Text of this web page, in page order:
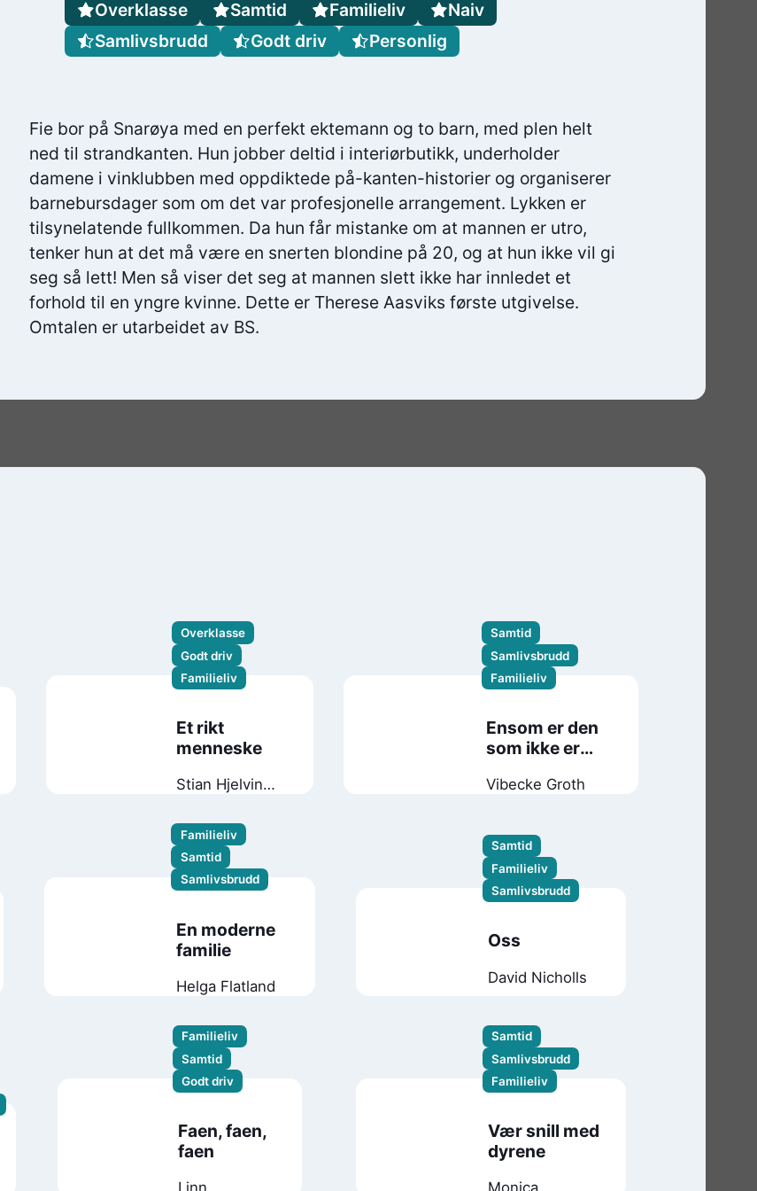
Fie bor på Snarøya med en perfekt ektemann og to barn, med plen helt
ned til strandkanten. Hun jobber deltid i interiørbutikk, underholder
damene i vinklubben med oppdiktede på-kanten-historier og organiserer
barnebursdager som om det var profesjonelle arrangement. Lykken er
tilsynelatende fullkommen. Da hun får mistanke om at mannen er utro,
tenker hun at det må være en snerten blondine på 20, og at hun ikke vil gi
seg så lett! Men så viser det seg at mannen slett ikke har innledet et
forhold til en yngre kvinne. Dette er Therese Aasviks første utgivelse.
Omtalen er utarbeidet av BS.
Overklasse Samtid Familieliv
Naiv
Samlivsbrudd
Godt driv Personlig
Overklasse
Godt driv
Familieliv
Et rikt
menneske
Stian Hjelvin
Samtid
Samlivsbrudd
Familieliv
Ensom er den
som ikke er
noen
Vibecke Groth
Familieliv
Samtid
Samlivsbrudd
En moderne
familie
Helga Flatland
Samtid
Familieliv
Samlivsbrudd
Oss
David Nicholls
Familieliv
Samtid
Godt driv
Faen, faen,
faen
Samtid
Samlivsbrudd
Familieliv
Vær snill med
dyrene